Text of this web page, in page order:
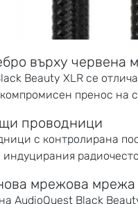
върху червена
Beauty XLR се
пренос на
проводници
с контролирана
мрежова
AudioQuest Black